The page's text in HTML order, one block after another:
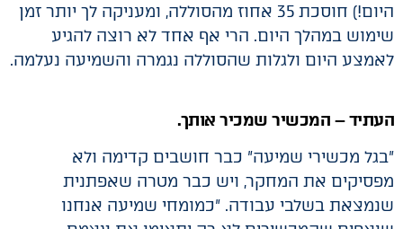
היום!) חוסכת 35 אחוז מהסוללה, ומעניקה לך יותר זמן
שימוש במהלך היום. הרי אף אחד לא רוצה להגיע
לאמצע היום ולגלות שהסוללה נגמרה והשמיעה נעלמה.
העתיד – המכשיר שמכיר אותך.
"בגל מכשירי שמיעה" כבר חושבים קדימה ולא
מפסיקים את המחקר, ויש כבר מטרה שאפתנית
שנמצאת בשלבי עבודה. "כמומחי שמיעה אנחנו